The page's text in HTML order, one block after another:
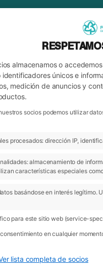
almacenamos o
únicos e
medición de anuncios y
socios podemos utilizar
procesados: dirección IP,
almacenamiento de
características especiales
basándose en interés legítimo.
para este sitio web (service-
en cualquier
lista completa de socios